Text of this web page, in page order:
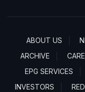
ABOUT US
ARCHIVE
EPG SERVICES
INVESTORS